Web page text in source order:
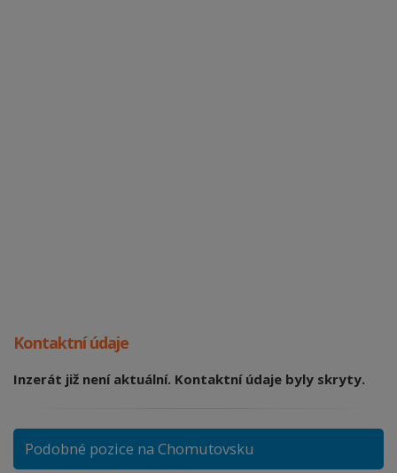
Kontaktní údaje
Inzerát již není aktuální. Kontaktní údaje byly skryty.
Podobné pozice na Chomutovsku